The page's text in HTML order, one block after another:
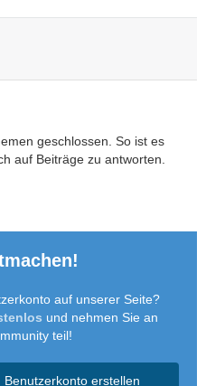
geschlossen. So ist es
auf Beiträge zu antworten.
auf unserer Seite?
und nehmen Sie an
teil!
Benutzerkonto erstellen